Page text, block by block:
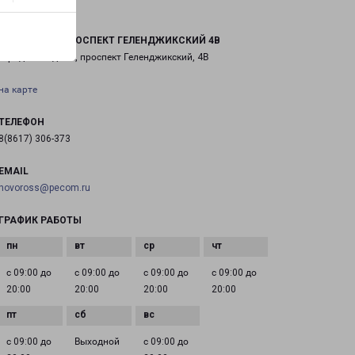
ПРОСПЕКТ ГЕЛЕНДЖИКСКИЙ 4В
Геленджик, проспект Геленджикский, 4В
карте
306-373
РАБОТЫ
с 09:00 до
20:00
с 09:00 до
20:00
с 09:00 до
20:00
с 09:00 до
20:00
с 09:00 до
Выходной
с 09:00 до